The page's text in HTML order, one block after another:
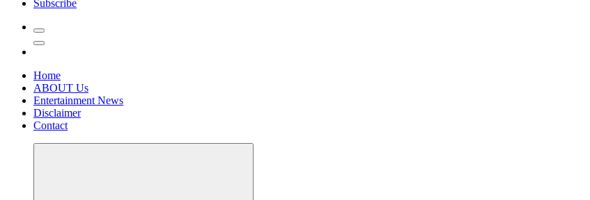
Subscribe
Home
ABOUT Us
Entertainment News
Disclaimer
Contact